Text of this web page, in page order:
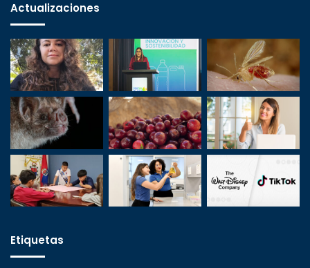
Actualizaciones
Etiquetas